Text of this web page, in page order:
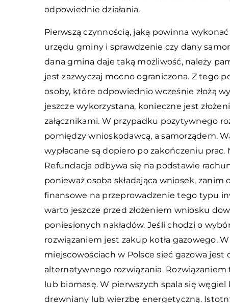
odpowiednie działania.
Pierwszą czynnością, jaką powinna
urzędu gminy i sprawdzenie czy dany
dana gmina daje taką możliwość, należy
jest zazwyczaj mocno ograniczona. Z tego
osoby, które odpowiednio wcześnie złożą
jeszcze wykorzystana, konieczne jest
załącznikami. W przypadku pozytywnego
pomiędzy wnioskodawcą, a samorządem.
wypłacane są dopiero po zakończeniu
Refundacja odbywa się na podstawie
ponieważ osoba składająca wniosek,
finansowe na przeprowadzenie tego typu
warto jeszcze przed złożeniem wniosku
poniesionych nakładów. Jeśli chodzi o
rozwiązaniem jest zakup kotła gazowego.
miejscowościach w Polsce sieć gazowa
alternatywnego rozwiązania.
lub biomasę. W pierwszych spala się
drewniany lub wierzbę energetyczną.